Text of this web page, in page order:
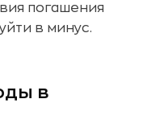
погашения
в минус.
в